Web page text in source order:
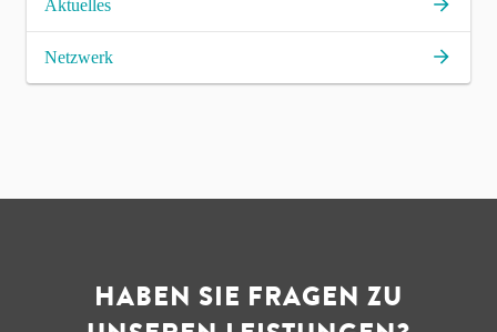
Aktuelles
Netzwerk
HABEN SIE FRAGEN ZU